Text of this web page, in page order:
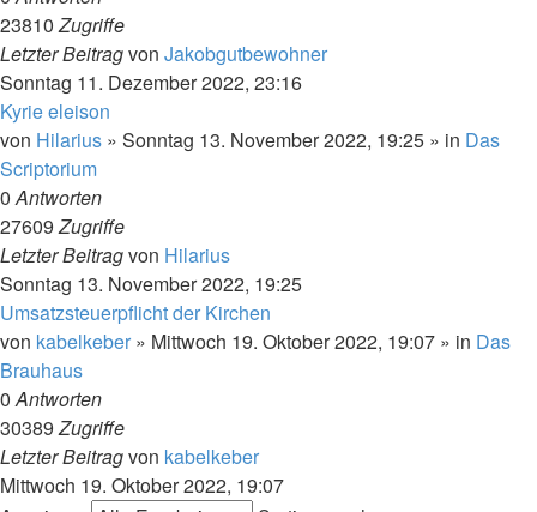
23810Zugriffe
Letzter Beitragvon Jakobgutbewohner
Sonntag 11. Dezember 2022, 23:16
Kyrie eleison
von Hilarius » Sonntag 13. November 2022, 19:25 » in Das
Scriptorium
0Antworten
27609Zugriffe
Letzter Beitragvon Hilarius
Sonntag 13. November 2022, 19:25
Umsatzsteuerpflicht der Kirchen
von kabelkeber » Mittwoch 19. Oktober 2022, 19:07 » in Das
Brauhaus
0Antworten
30389Zugriffe
Letzter Beitragvon kabelkeber
Mittwoch 19. Oktober 2022, 19:07